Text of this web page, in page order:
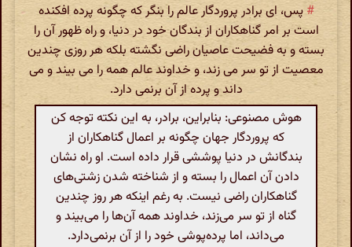
# پس، ای برادر پروردگار عالم را بنگر که چگونه پرده افکنده
است بر امر گناهکاران از بندگان خود در دنیا، و راه ظهور آن را
بسته و به فضیحت عاصیان راضی نگشته بلکه هر روزی چندین
معصیت از تو سر می زند، و خداوند عالم همه را می بیند و می
داند و پرده از آن برنمی دارد.
هوش مصنوعی: بنابراین، برادر، به این نکته توجه کن
که پروردگار جهان چگونه بر اعمال گناهکاران از
بندگانش در دنیا پوششی قرار داده است. او راه نشان
دادن آن اعمال را بسته و از شناخته شدن زشتی‌های
گناهکاران راضی نیست. به رغم اینکه هر روز چندین
گناه از تو سر می‌زند، خداوند همه آن‌ها را می‌بیند و
می‌داند، اما پرده‌پوشی خود را از آن برنمی‌دارد.